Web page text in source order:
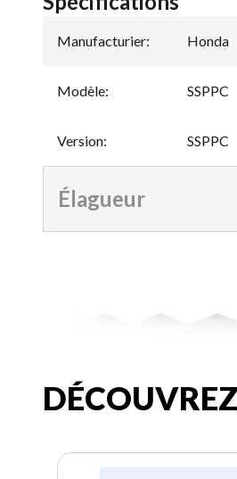
Manufacturier: Honda
Modèle: SSPPC
Version: SSPPC
Élagueur